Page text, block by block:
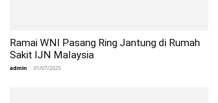
Ramai WNI Pasang Ring Jantung di Rumah
Sakit IJN Malaysia
admin - 01/07/2025